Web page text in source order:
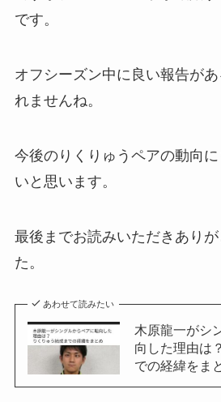
です。
オフシーズン中に良い報告が
れませんね。
今後のりくりゅうペアの動向
いと思います。
最後までお読みいただきあり
た。
あわせて読みたい
木原龍一がシ
向した理由は
での経緯をま